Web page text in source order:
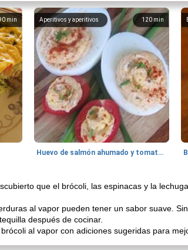
min 120 min
Aperitivos y aperitivos
Huevo de salmón ahumado y tomates rellenos.
que el brócoli, las espinacas y la
al vapor pueden tener un sabor suave.
después de cocinar.
al vapor con adiciones sugeridas para